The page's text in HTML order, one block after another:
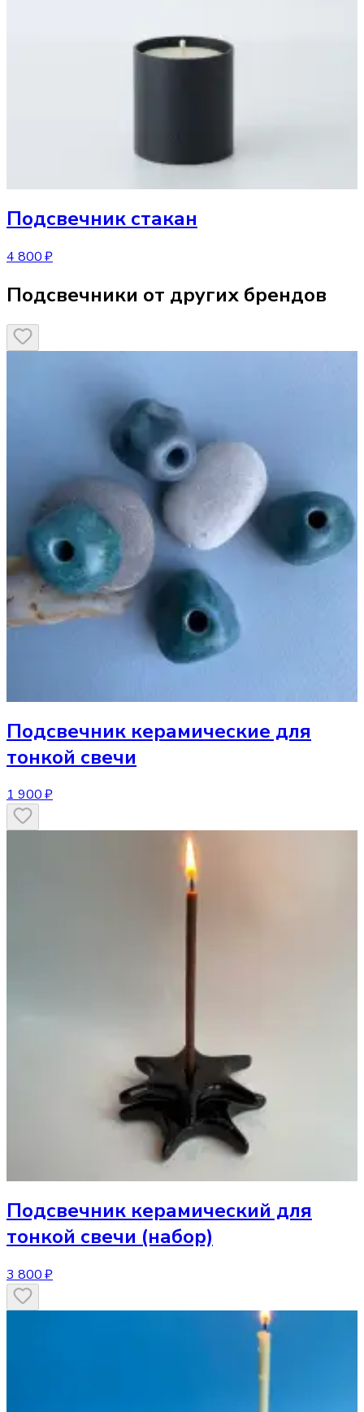
Подсвечник стакан
4 800 ₽
Подсвечники от других брендов
Подсвечник керамические для
тонкой свечи
1 900 ₽
Подсвечник керамический для
тонкой свечи (набор)
3 800 ₽